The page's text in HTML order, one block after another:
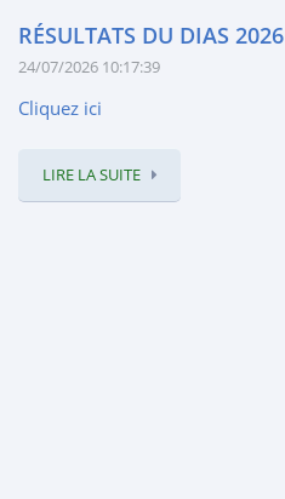
RÉSULTATS DU DIAS 2026
24/07/2026 10:17:39
Cliquez ici
LIRE LA SUITE